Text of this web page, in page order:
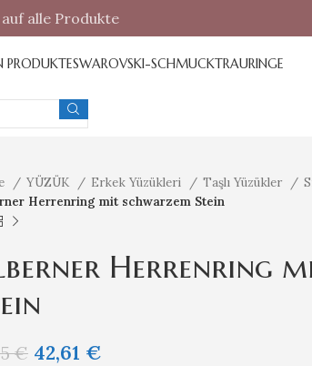
alle Produkte
PRODUKTESWAROVSKI-SCHMUCKTRAURINGE
YÜZÜK Erkek Yüzükleri Taşlı Yüzükler
Herrenring mit schwarzem Stein
Herrenring
€ 42,61 €